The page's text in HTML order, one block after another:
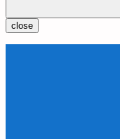
close